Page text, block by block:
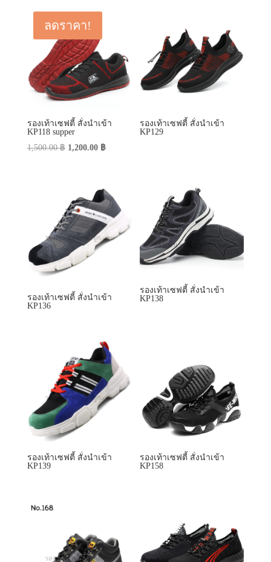
ลดราคา!
รองเท้าเซฟตี้ สั่งนำเข้า
KP118 supper
1,500.00฿ Original
1,500.00 ฿.
1,200.00 ฿Current
1,200.00 ฿.
รองเท้าเซฟตี้ สั่งนำเข้า
KP129
รองเท้าเซฟตี้ สั่งนำเข้า
KP136
รองเท้าเซฟตี้ สั่งนำเข้า
KP138
รองเท้าเซฟตี้ สั่งนำเข้า
KP139
รองเท้าเซฟตี้ สั่งนำเข้า
KP158